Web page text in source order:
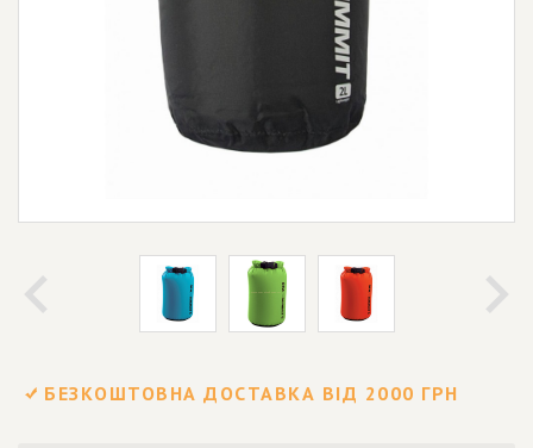
БЕЗКОШТОВНА ДОСТАВКА ВІД 2000 ГРН